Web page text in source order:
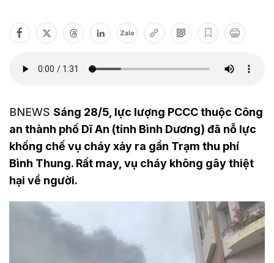
Zalo
BNEWS Sáng 28/5, lực lượng PCCC thuộc Công
an thành phố Dĩ An (tỉnh Bình Dương) đã nỗ lực
khống chế vụ cháy xảy ra gần Trạm thu phí
Bình Thung. Rất may, vụ cháy không gây thiệt
hại về người.